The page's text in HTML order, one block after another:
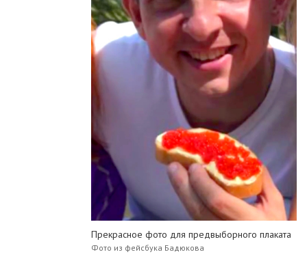
Прекрасное фото для предвыборного плаката
Фото из фейсбука Бадюкова